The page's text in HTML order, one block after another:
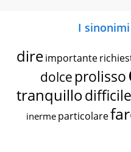
I
dire importante
dolce prolisso
tranquillodifficile
inerme particolare